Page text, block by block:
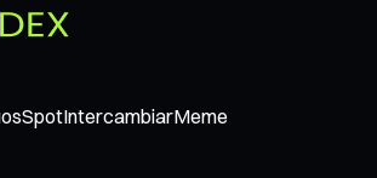
SpotIntercambiarMeme